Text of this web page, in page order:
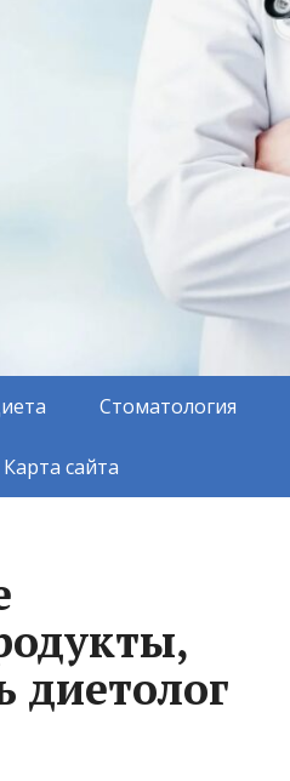
Стоматология
Карта сайта
диетолог